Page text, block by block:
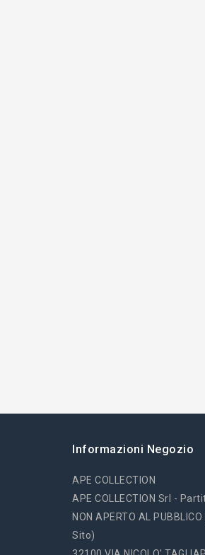
Informazioni Negozio
APE COLLECTION
APE COLLECTION Srl -
NON APERTO AL
Sito)